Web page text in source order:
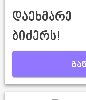
დაეხმარე
ბიძერს!